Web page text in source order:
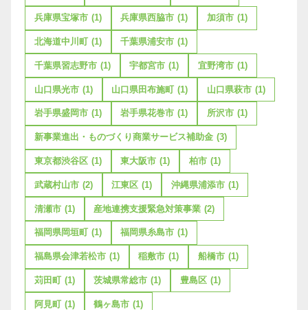
兵庫県宝塚市 (1) 兵庫県西脇市 (1) 加須市 (1)
北海道中川町 (1) 千葉県浦安市 (1)
千葉県習志野市 (1) 宇都宮市 (1) 宜野湾市 (1)
山口県光市 (1) 山口県田布施町 (1) 山口県萩市 (1)
岩手県盛岡市 (1) 岩手県花巻市 (1) 所沢市 (1)
新事業進出・ものづくり商業サービス補助金 (3)
東京都渋谷区 (1) 東大阪市 (1) 柏市 (1)
武蔵村山市 (2) 江東区 (1) 沖縄県浦添市 (1)
清瀬市 (1) 産地連携支援緊急対策事業 (2)
福岡県岡垣町 (1) 福岡県糸島市 (1)
福島県会津若松市 (1) 稲敷市 (1) 船橋市 (1)
苅田町 (1) 茨城県常総市 (1) 豊島区 (1)
阿見町 (1) 鶴ヶ島市 (1)